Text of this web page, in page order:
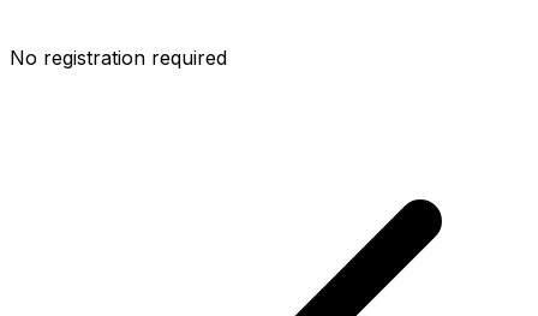
No registration required